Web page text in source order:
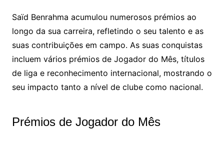
Saïd Benrahma acumulou numerosos prémios ao
longo da sua carreira, refletindo o seu talento e as
suas contribuições em campo. As suas conquistas
incluem vários prémios de Jogador do Mês, títulos
de liga e reconhecimento internacional, mostrando o
seu impacto tanto a nível de clube como nacional.
Prémios de Jogador do Mês